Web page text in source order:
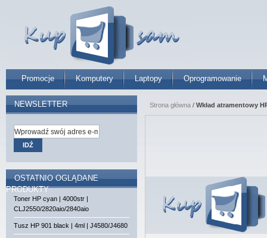
Promocje Komputery Laptopy Oprogramowanie
Strona główna / Wkład atramentowy
NEWSLETTER
IDŹ
OSTATNIO OGLĄDANE
PRODUKTY
Toner HP cyan | 4000str |
CLJ2550/2820aio/2840aio
Tusz HP 901 black | 4ml | J4580/J4680